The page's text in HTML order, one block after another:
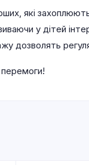
які
у дітей
дозволять